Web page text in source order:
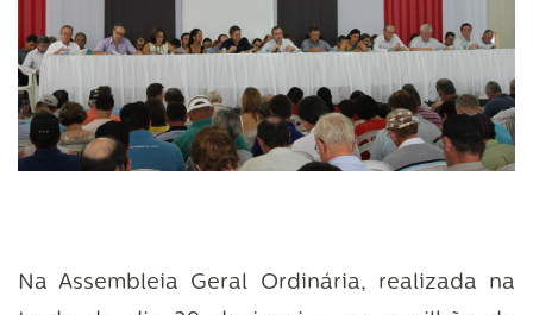
Na Assembleia Geral Ordinária, realizada na